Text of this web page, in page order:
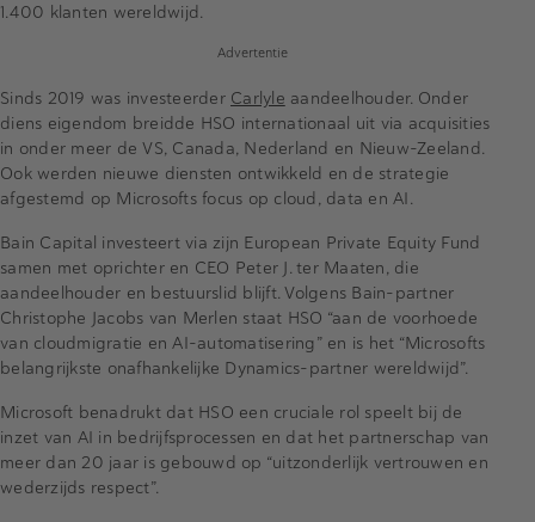
1.400 klanten wereldwijd.
Advertentie
Sinds 2019 was investeerder Carlyle aandeelhouder. Onder
diens eigendom breidde HSO internationaal uit via acquisities
in onder meer de VS, Canada, Nederland en Nieuw-Zeeland.
Ook werden nieuwe diensten ontwikkeld en de strategie
afgestemd op Microsofts focus op cloud, data en AI.
Bain Capital investeert via zijn European Private Equity Fund
samen met oprichter en CEO Peter J. ter Maaten, die
aandeelhouder en bestuurslid blijft. Volgens Bain-partner
Christophe Jacobs van Merlen staat HSO “aan de voorhoede
van cloudmigratie en AI-automatisering” en is het “Microsofts
belangrijkste onafhankelijke Dynamics-partner wereldwijd”.
Microsoft benadrukt dat HSO een cruciale rol speelt bij de
inzet van AI in bedrijfsprocessen en dat het partnerschap van
meer dan 20 jaar is gebouwd op “uitzonderlijk vertrouwen en
wederzijds respect”.